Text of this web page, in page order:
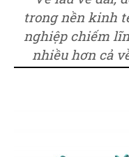
trong nền kinh
nghiệp chiếm
nhiều hơn cả